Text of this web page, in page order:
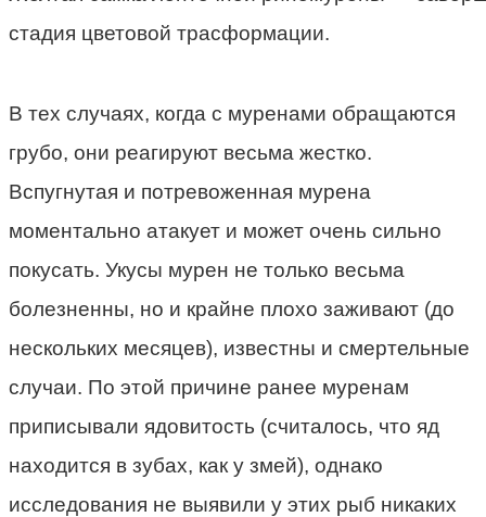
стадия цветовой трасформации.
В тех случаях, когда с муренами обращаются
грубо, они реагируют весьма жестко.
Вспугнутая и потревоженная мурена
моментально атакует и может очень сильно
покусать. Укусы мурен не только весьма
болезненны, но и крайне плохо заживают (до
нескольких месяцев), известны и смертельные
случаи. По этой причине ранее муренам
приписывали ядовитость (считалось, что яд
находится в зубах, как у змей), однако
исследования не выявили у этих рыб никаких